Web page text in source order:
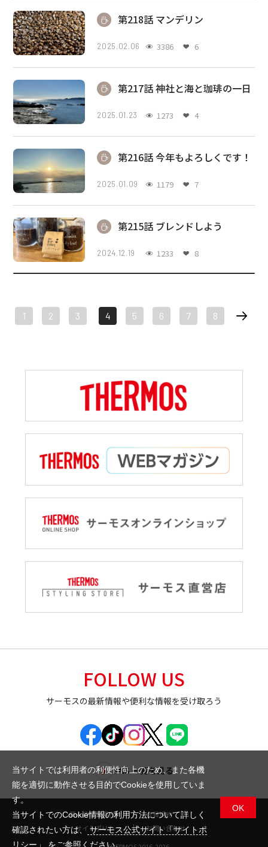
第218話 マンデリン
2025.02.06 3386 6
第217話 神社と海と珈琲の一日
2025.01.23 1273 4
第216話 今年もよろしくです！
2025.01.09 1179 7
第215話 ブレンドしよう
2024.12.19 1233 8
1 2 3 4 5 6 7 8
FOLLOW US
サーモスの最新情報や便利な情報を受け取ろう
SNS 一覧を見る
個人情報保護方針
会員規約
サイトポリシー
お問い合わせ
当サイトでは利用者の利便性向上のため、また各機
能を適切に動作させる目的でCookieを使用していま
す。
当サイトでのCookie情報の利用方法について詳しく
確認されたい方は、サーモス公式サイト「サイトポ
リシー」
をご参照ください。
OK